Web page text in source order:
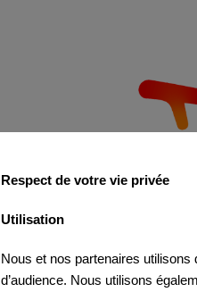
Respect de votre vie privée
Utilisation
Nous et nos partenaires
d’audience. Nous utilisons